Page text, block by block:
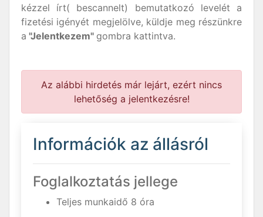
kézzel írt( bescannelt) bemutatkozó levelét a
fizetési igényét megjelölve, küldje meg részünkre
a "Jelentkezem" gombra kattintva.
Az alábbi hirdetés már lejárt, ezért nincs
lehetőség a jelentkezésre!
Információk az állásról
Foglalkoztatás jellege
Teljes munkaidő 8 óra